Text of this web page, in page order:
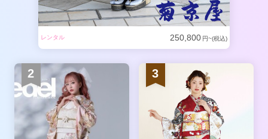
レンタル 250,800 円~(税込)
2 3